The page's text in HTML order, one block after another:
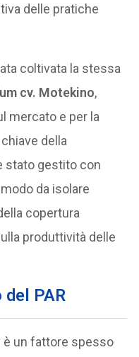
delle pratiche
coltivata la stessa
cv. Motekino,
mercato e per la
della
stato gestito con
da isolare
copertura
produttività delle
PAR
è un fattore spesso